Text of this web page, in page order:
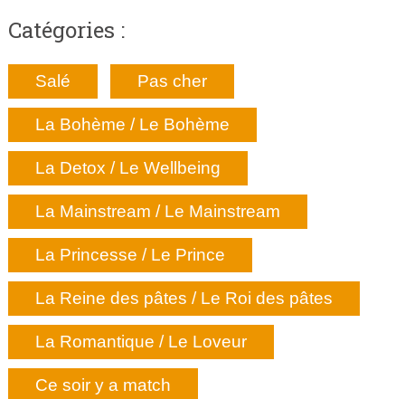
Catégories :
Salé Pas cher
La Bohème / Le Bohème
La Detox / Le Wellbeing
La Mainstream / Le Mainstream
La Princesse / Le Prince
La Reine des pâtes / Le Roi des pâtes
La Romantique / Le Loveur
Ce soir y a match